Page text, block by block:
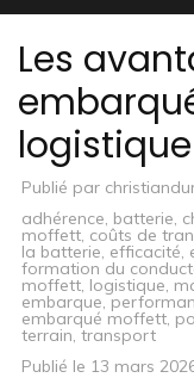
Les
logistique
Publié par
adhérence, batterie,
moffett, coûts de
la batterie, efficacité,
formation du
moffett, logistique,
embarque,
embarqué moffett,
terrain, transport
Publié le 13 mars